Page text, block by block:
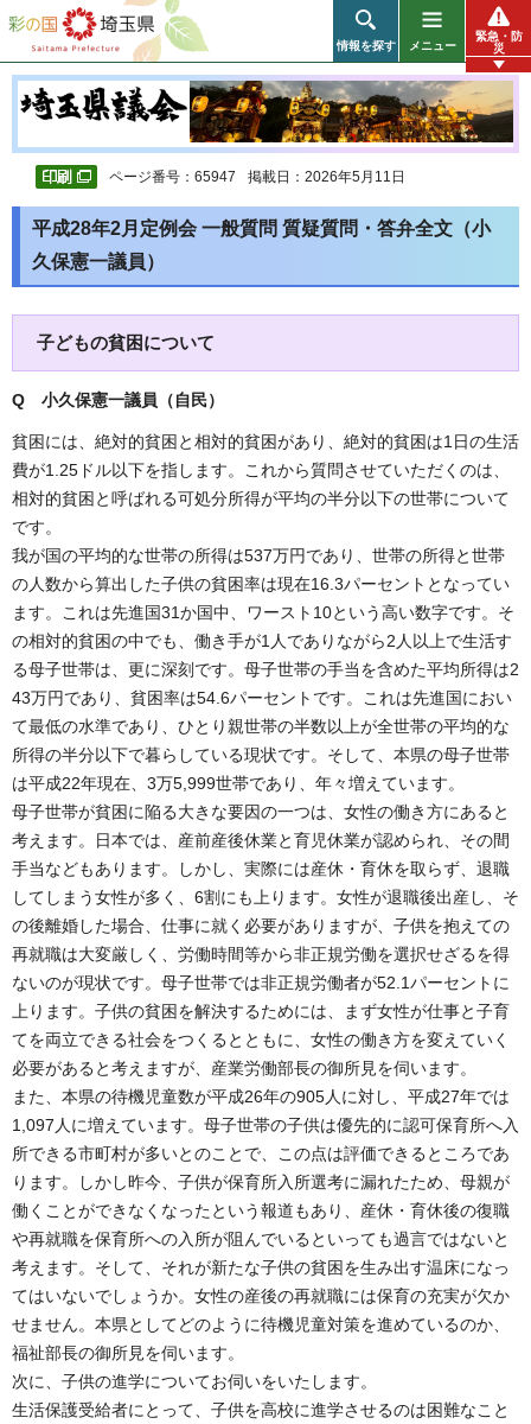
彩の国 埼玉県
情報を探す メニュー
緊急・防
災
ページ番号：65947 掲載日：2026年5月11日
平成28年2月定例会 一般質問 質疑質問・答弁全文（小
久保憲一議員）
子どもの貧困について
Q 小久保憲一議員（自民）
貧困には、絶対的貧困と相対的貧困があり、絶対的貧困は1日の生活
費が1.25ドル以下を指します。これから質問させていただくのは、
相対的貧困と呼ばれる可処分所得が平均の半分以下の世帯について
です。
我が国の平均的な世帯の所得は537万円であり、世帯の所得と世帯
の人数から算出した子供の貧困率は現在16.3パーセントとなってい
ます。これは先進国31か国中、ワースト10という高い数字です。そ
の相対的貧困の中でも、働き手が1人でありながら2人以上で生活す
る母子世帯は、更に深刻です。母子世帯の手当を含めた平均所得は2
43万円であり、貧困率は54.6パーセントです。これは先進国におい
て最低の水準であり、ひとり親世帯の半数以上が全世帯の平均的な
所得の半分以下で暮らしている現状です。そして、本県の母子世帯
は平成22年現在、3万5,999世帯であり、年々増えています。
母子世帯が貧困に陥る大きな要因の一つは、女性の働き方にあると
考えます。日本では、産前産後休業と育児休業が認められ、その間
手当などもあります。しかし、実際には産休・育休を取らず、退職
してしまう女性が多く、6割にも上ります。女性が退職後出産し、そ
の後離婚した場合、仕事に就く必要がありますが、子供を抱えての
再就職は大変厳しく、労働時間等から非正規労働を選択せざるを得
ないのが現状です。母子世帯では非正規労働者が52.1パーセントに
上ります。子供の貧困を解決するためには、まず女性が仕事と子育
てを両立できる社会をつくるとともに、女性の働き方を変えていく
必要があると考えますが、産業労働部長の御所見を伺います。
また、本県の待機児童数が平成26年の905人に対し、平成27年では
1,097人に増えています。母子世帯の子供は優先的に認可保育所へ入
所できる市町村が多いとのことで、この点は評価できるところであ
ります。しかし昨今、子供が保育所入所選考に漏れたため、母親が
働くことができなくなったという報道もあり、産休・育休後の復職
や再就職を保育所への入所が阻んでいるといっても過言ではないと
考えます。そして、それが新たな子供の貧困を生み出す温床になっ
てはいないでしょうか。女性の産後の再就職には保育の充実が欠か
せません。本県としてどのように待機児童対策を進めているのか、
福祉部長の御所見を伺います。
次に、子供の進学についてお伺いをいたします。
生活保護受給者にとって、子供を高校に進学させるのは困難なこと